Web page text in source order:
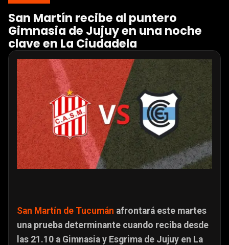
San Martín recibe al puntero
Gimnasia de Jujuy en una noche
clave en La Ciudadela
San Martín de Tucumán afrontará este martes
una prueba determinante cuando reciba desde
las 21.10 a Gimnasia y Esgrima de Jujuy en La